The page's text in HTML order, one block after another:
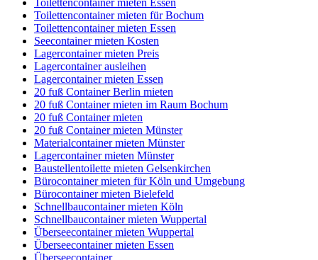
Toilettencontainer mieten für Bochum
Toilettencontainer mieten Essen
Seecontainer mieten Kosten
Lagercontainer mieten Preis
Lagercontainer ausleihen
Lagercontainer mieten Essen
20 fuß Container Berlin mieten
20 fuß Container mieten im Raum Bochum
20 fuß Container mieten
20 fuß Container mieten Münster
Materialcontainer mieten Münster
Lagercontainer mieten Münster
Baustellentoilette mieten Gelsenkirchen
Bürocontainer mieten für Köln und Umgebung
Bürocontainer mieten Bielefeld
Schnellbaucontainer mieten Köln
Schnellbaucontainer mieten Wuppertal
Überseecontainer mieten Wuppertal
Überseecontainer mieten Essen
Überseecontainer